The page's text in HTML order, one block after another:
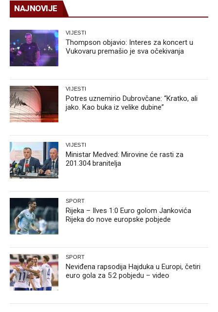
NAJNOVIJE
VIJESTI
Thompson objavio: Interes za koncert u
Vukovaru premašio je sva očekivanja
VIJESTI
Potres uznemirio Dubrovčane: “Kratko, ali
jako. Kao buka iz velike dubine”
VIJESTI
Ministar Medved: Mirovine će rasti za
201.304 branitelja
SPORT
Rijeka – Ilves 1:0 Euro golom Jankovića
Rijeka do nove europske pobjede
SPORT
Neviđena rapsodija Hajduka u Europi, četiri
euro gola za 5:2 pobjedu – video